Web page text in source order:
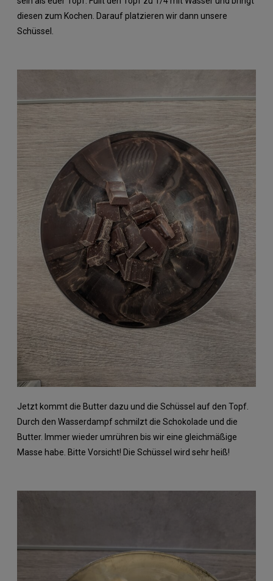
diesen zum Kochen. Darauf platzieren wir dann unsere
Schüssel.
Jetzt kommt die Butter dazu und die Schüssel auf den Topf.
Durch den Wasserdampf schmilzt die Schokolade und die
Butter. Immer wieder umrühren bis wir eine gleichmäßige
Masse habe. Bitte Vorsicht! Die Schüssel wird sehr heiß!